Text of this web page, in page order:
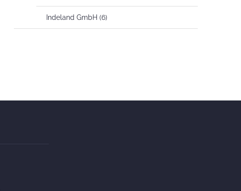
Indeland GmbH (6)